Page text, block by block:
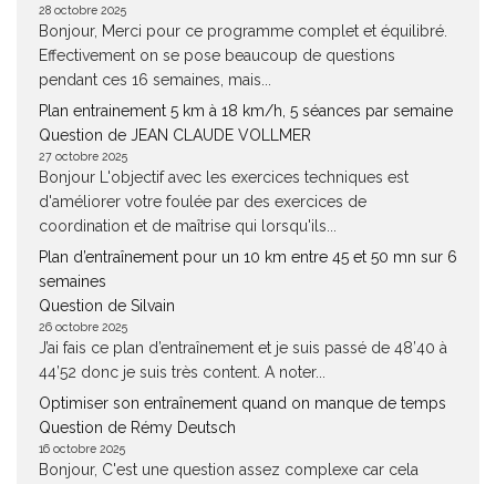
28 octobre 2025
Bonjour, Merci pour ce programme complet et équilibré.
Effectivement on se pose beaucoup de questions
pendant ces 16 semaines, mais...
Plan entrainement 5 km à 18 km/h, 5 séances par semaine
Question de JEAN CLAUDE VOLLMER
27 octobre 2025
Bonjour L'objectif avec les exercices techniques est
d'améliorer votre foulée par des exercices de
coordination et de maîtrise qui lorsqu'ils...
Plan d’entraînement pour un 10 km entre 45 et 50 mn sur 6
semaines
Question de Silvain
26 octobre 2025
J’ai fais ce plan d’entraînement et je suis passé de 48’40 à
44’52 donc je suis très content. A noter...
Optimiser son entraînement quand on manque de temps
Question de Rémy Deutsch
16 octobre 2025
Bonjour, C'est une question assez complexe car cela